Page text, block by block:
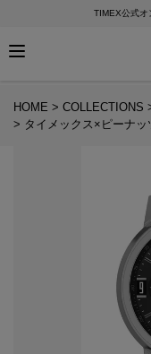
TIMEX公式
HOME COLLECTIONS
タイメックス×ピーナ